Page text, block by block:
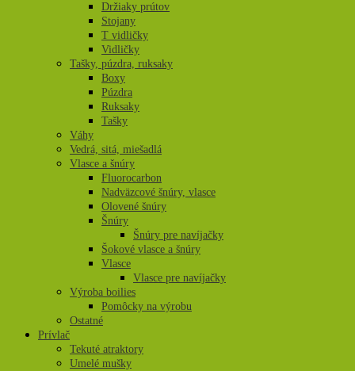
Držiaky prútov
Stojany
T vidličky
Vidličky
Tašky, púzdra, ruksaky
Boxy
Púzdra
Ruksaky
Tašky
Váhy
Vedrá, sitá, miešadlá
Vlasce a šnúry
Fluorocarbon
Nadväzcové šnúry, vlasce
Olovené šnúry
Šnúry
Šnúry pre navíjačky
Šokové vlasce a šnúry
Vlasce
Vlasce pre navíjačky
Výroba boilies
Pomôcky na výrobu
Ostatné
Prívlač
Tekuté atraktory
Umelé mušky